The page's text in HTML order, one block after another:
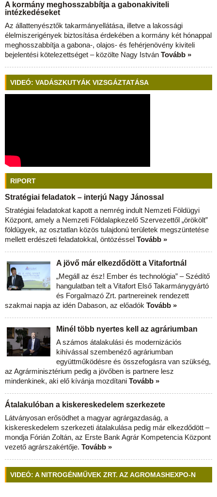
A kormány meghosszabbítja a gabonakiviteli
intézkedéseket
Az állattenyésztők takarmányellátása, illetve a lakossági
élelmiszerigények biztosítása érdekében a kormány két hónappal
meghosszabbítja a gabona-, olajos- és fehérjenövény kiviteli
bejelentési kötelezettséget – közölte Nagy István Tovább »
VIDEÓ: VADÁSZKUTYÁK VIZSGÁZTATÁSA
RIPORT
Stratégiai feladatok – interjú Nagy Jánossal
Stratégiai feladatokat kapott a nemrég indult Nemzeti Földügyi
Központ, amely a Nemzeti Földalapkezelő Szervezettől „örökölt”
földügyek, az osztatlan közös tulajdonú területek megszüntetése
mellett erdészeti feladatokkal, öntözéssel Tovább »
A jövő már elkezdődött a Vitafortnál
„Megáll az ész! Ember és technológia” – Szédítő
hangulatban telt a Vitafort Első Takarmánygyártó
és Forgalmazó Zrt. partnereinek rendezett
szakmai napja az idén Dabason, az előadók Tovább »
Minél több nyertes kell az agráriumban
A számos átalakulási és modernizációs
kihívással szembenéző agráriumban
együttműködésre és összefogásra van szükség,
az Agrárminisztérium pedig a jövőben is partnere lesz
mindenkinek, aki elő kívánja mozdítani Tovább »
Átalakulóban a kiskereskedelem szerkezete
Látványosan erősödhet a magyar agrárgazdaság, a
kiskereskedelem szerkezeti átalakulása pedig már elkezdődött –
mondja Fórián Zoltán, az Erste Bank Agrár Kompetencia Központ
vezető agrárszakértője. Tovább »
VIDEÓ: A NITROGÉNMŰVEK ZRT. AZ AGROMASHEXPO-N